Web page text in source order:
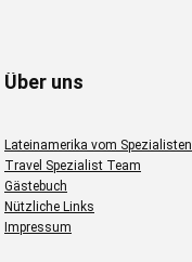
Über uns
Lateinamerika vom Spezialisten
Travel Spezialist Team
Gästebuch
Nützliche Links
Impressum